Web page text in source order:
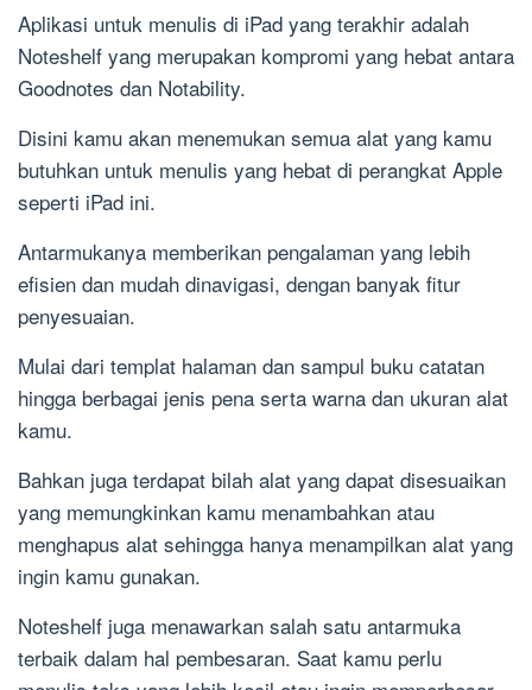
Aplikasi untuk menulis di iPad yang terakhir adalah
Noteshelf yang merupakan kompromi yang hebat antara
Goodnotes dan Notability.
Disini kamu akan menemukan semua alat yang kamu
butuhkan untuk menulis yang hebat di perangkat Apple
seperti iPad ini.
Antarmukanya memberikan pengalaman yang lebih
efisien dan mudah dinavigasi, dengan banyak fitur
penyesuaian.
Mulai dari templat halaman dan sampul buku catatan
hingga berbagai jenis pena serta warna dan ukuran alat
kamu.
Bahkan juga terdapat bilah alat yang dapat disesuaikan
yang memungkinkan kamu menambahkan atau
menghapus alat sehingga hanya menampilkan alat yang
ingin kamu gunakan.
Noteshelf juga menawarkan salah satu antarmuka
terbaik dalam hal pembesaran. Saat kamu perlu